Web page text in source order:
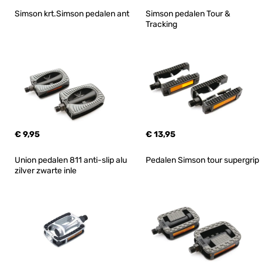
Simson krt.Simson pedalen ant
€ 9,95
Simson pedalen Tour &
Tracking
€ 13,95
Union pedalen 811 anti-slip alu
zilver zwarte inle
Pedalen Simson tour supergrip